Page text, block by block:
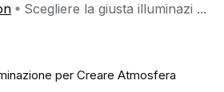
Scegliere la giusta illuminazi ...
per Creare Atmosfera